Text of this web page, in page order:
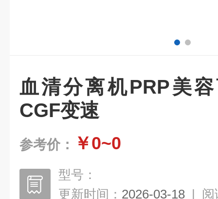
血清分离机PRP美
CGF变速
参考价： ￥0~0
型号：
更新时间： 2026-03-18 | 阅